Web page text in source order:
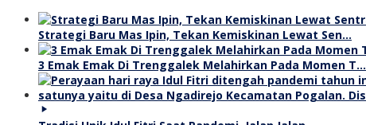
Strategi Baru Mas Ipin, Tekan Kemiskinan Lewat Sen…
3 Emak Emak Di Trenggalek Melahirkan Pada Momen T…